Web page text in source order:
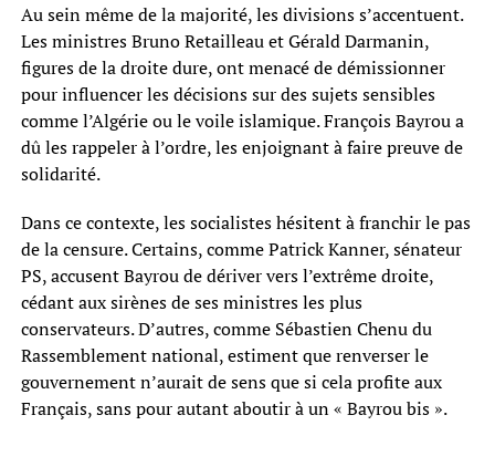
Au sein même de la majorité, les divisions s’accentuent.
Les ministres Bruno Retailleau et Gérald Darmanin,
figures de la droite dure, ont menacé de démissionner
pour influencer les décisions sur des sujets sensibles
comme l’Algérie ou le voile islamique. François Bayrou a
dû les rappeler à l’ordre, les enjoignant à faire preuve de
solidarité.
Dans ce contexte, les socialistes hésitent à franchir le pas
de la censure. Certains, comme Patrick Kanner, sénateur
PS, accusent Bayrou de dériver vers l’extrême droite,
cédant aux sirènes de ses ministres les plus
conservateurs. D’autres, comme Sébastien Chenu du
Rassemblement national, estiment que renverser le
gouvernement n’aurait de sens que si cela profite aux
Français, sans pour autant aboutir à un « Bayrou bis ».